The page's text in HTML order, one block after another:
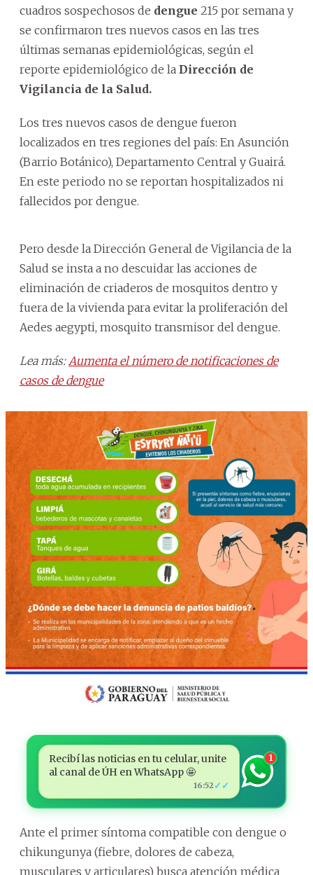
cuadros sospechosos de dengue 215 por semana y
se confirmaron tres nuevos casos en las tres
últimas semanas epidemiológicas, según el
reporte epidemiológico de la Dirección de
Vigilancia de la Salud.
Los tres nuevos casos de dengue fueron
localizados en tres regiones del país: En Asunción
(Barrio Botánico), Departamento Central y Guairá.
En este periodo no se reportan hospitalizados ni
fallecidos por dengue.
Pero desde la Dirección General de Vigilancia de la
Salud se insta a no descuidar las acciones de
eliminación de criaderos de mosquitos dentro y
fuera de la vivienda para evitar la proliferación del
Aedes aegypti, mosquito transmisor del dengue.
Lea más: Aumenta el número de notificaciones de
casos de dengue
Recibí las noticias en tu celular, unite
al canal de ÚH en WhatsApp 🤩
16:52 ✓✓
1
Ante el primer síntoma compatible con dengue o
chikungunya (fiebre, dolores de cabeza,
musculares y articulares) busca atención médica